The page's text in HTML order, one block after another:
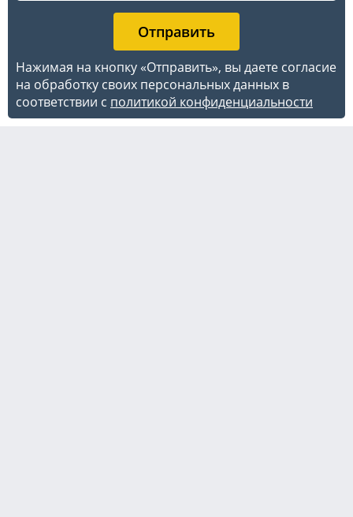
Нажимая на кнопку «Отправить», вы даете согласие
на обработку своих персональных данных в
соответствии с политикой конфиденциальности